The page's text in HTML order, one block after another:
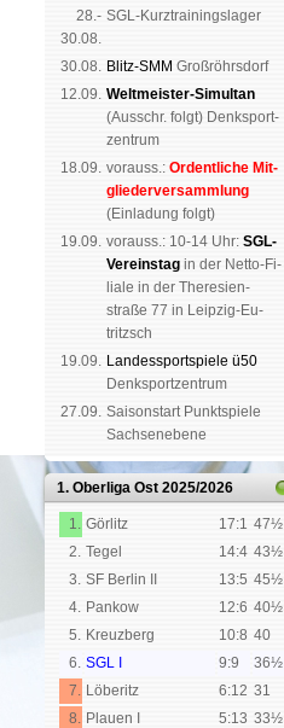
28.-
30.08.
SGL-Kurz­trai­nings­lager
30.08. Blitz-SMM Groß­röhrs­dorf
12.09. Weltmeister-Simultan
(Aus­schr. folgt) Denk­sport­
zen­trum
18.09. vorauss.: Or­dent­li­che Mit­
glie­der­ver­samm­lung
(Ein­la­dung folgt)
19.09. vor­auss.: 10-14 Uhr: SGL-
Ver­eins­tag in der Netto-Fi­
li­a­le in der The­re­sien­
straße 77 in Leip­zig-Eu­
tritzsch
19.09. Landes­sport­spiele ü50
Denk­sport­zen­trum
27.09. Saison­start Punkt­spiele
Sachsen­ebene
1. Oberliga Ost 2025/2026
1. Görlitz 17:1 47½
2. Tegel 14:4 43½
3. SF Berlin II 13:5 45½
4. Pankow 12:6 40½
5. Kreuzberg 10:8 40
6. SGL I 9:9
36½
7. Löberitz 6:12 31
8. Plauen I 5:13 33½